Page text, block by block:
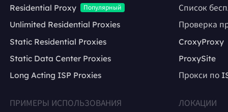
Residential Proxy
Популярный
Unlimited Residential Proxies
Static Residential Proxies
Static Data Center Proxies
Long Acting ISP Proxies
Список
Проверка
CroxyProxy
ProxySite
Прокси по
ПРИМЕРЫ ИСПОЛЬЗОВАНИЯ
ЛОКАЦИИ